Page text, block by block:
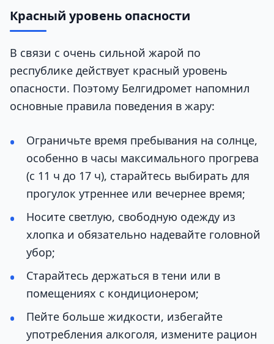
Красный уровень опасности
В связи с очень сильной жарой по
республике действует красный уровень
опасности. Поэтому Белгидромет напомнил
основные правила поведения в жару:
Ограничьте время пребывания на солнце,
особенно в часы максимального прогрева
(с 11 ч до 17 ч), старайтесь выбирать для
прогулок утреннее или вечернее время;
Носите светлую, свободную одежду из
хлопка и обязательно надевайте головной
убор;
Старайтесь держаться в тени или в
помещениях с кондиционером;
Пейте больше жидкости, избегайте
употребления алкоголя, измените рацион